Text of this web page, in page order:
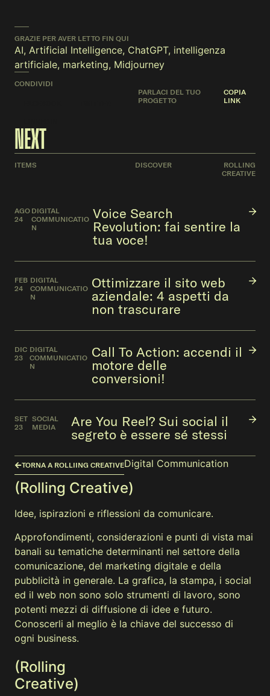
GRAZIE PER AVER LETTO FIN QUI
AI, Artificial Intelligence, ChatGPT, intelligenza
artificiale, marketing, Midjourney
CONDIVIDI
PARLACI DEL TUO
PROGETTO
COPIA
LINK
NEXT
ITEMS DISCOVER
ROLLING
CREATIVE
AGO
24
Voice Search
Revolution: fai sentire la
tua voce!
DIGITAL
COMMUNICATIO
N
FEB
24
Ottimizzare il sito web
aziendale: 4 aspetti da
non trascurare
DIGITAL
COMMUNICATIO
N
DIC
23
Call To Action: accendi il
motore delle
conversioni!
DIGITAL
COMMUNICATIO
N
SET
23
Are You Reel? Sui social il
segreto è essere sé stessi
SOCIAL
MEDIA
TORNA A ROLLIING CREATIVEDigital Communication
(Rolling Creative)
Idee, ispirazioni e riflessioni da comunicare.
Approfondimenti, considerazioni e punti di vista mai
banali su tematiche determinanti nel settore della
comunicazione, del marketing digitale e della
pubblicità in generale. La grafica, la stampa, i social
ed il web non sono solo strumenti di lavoro, sono
potenti mezzi di diffusione di idee e futuro.
Conoscerli al meglio è la chiave del successo di
ogni business.
(Rolling
Creative)